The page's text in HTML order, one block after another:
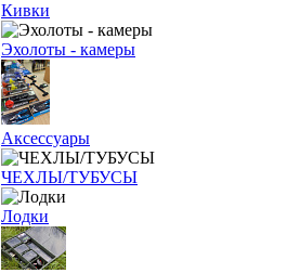
Кивки
Эхолоты - камеры
Аксессуары
ЧЕХЛЫ/ТУБУСЫ
Лодки